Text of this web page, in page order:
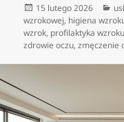
Data
publikacji
15 lutego 2026
wzrokowej, higiena
wzrok, profilaktyka wzroku
zdrowie oczu,zmęczenie